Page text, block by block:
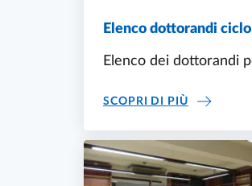
Elenco dottorandi
Elenco dei dottorandi
SCOPRI DI PIÙELENCO